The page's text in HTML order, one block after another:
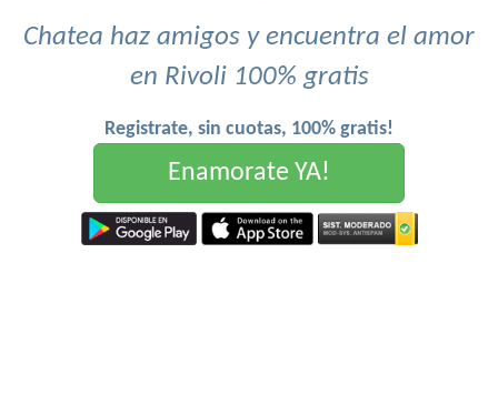
Chatea haz amigos y encuentra el amor
en Rivoli 100% gratis
Registrate, sin cuotas, 100% gratis!
Enamorate YA!